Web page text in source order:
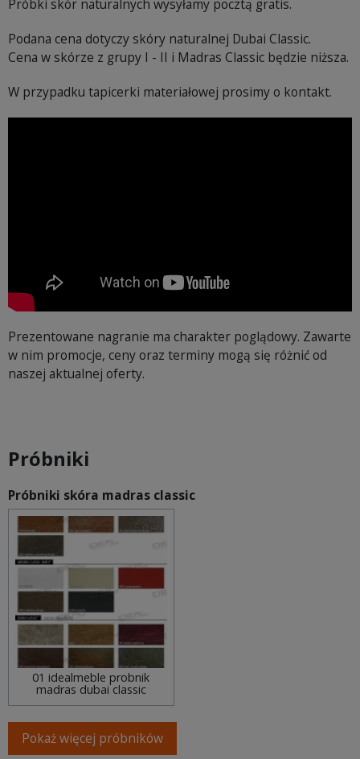
Próbki skór naturalnych wysyłamy pocztą gratis.
Podana cena dotyczy skóry naturalnej Dubai Classic.
Cena w skórze z grupy I - II i Madras Classic będzie niższa.
W przypadku tapicerki materiałowej prosimy o kontakt.
Prezentowane nagranie ma charakter poglądowy. Zawarte
w nim promocje, ceny oraz terminy mogą się różnić od
naszej aktualnej oferty.
Próbniki
Próbniki skóra madras classic
01 idealmeble probnik
madras dubai classic
Pokaż więcej próbników